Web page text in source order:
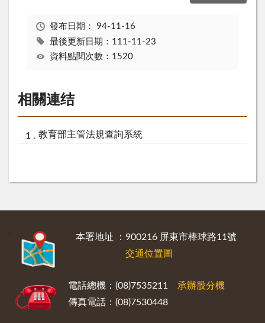
發布日期： 94-11-16
最後更新日期：111-11-23
資料點閱次數：1520
相關連结
教育部主管法規查詢系統
本署地址 ：900216 屏東市棒球路11號
交通位置圖
電話總機：(08)7535211 承辦股分機
傳真電話：(08)7530448